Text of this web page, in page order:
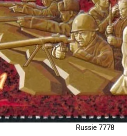
Russie 7778